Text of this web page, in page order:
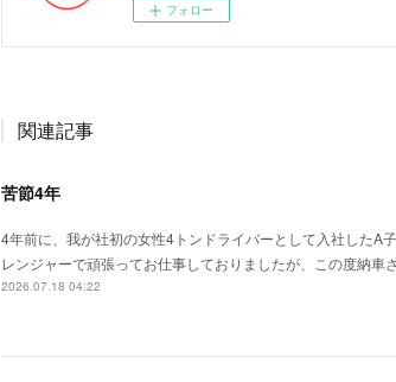
フォロー
関連記事
苦節4年
4年前に、我が社初の女性4トンドライバーとして入社した
レンジャーで頑張ってお仕事しておりましたが、この度納車
2026.07.18 04:22